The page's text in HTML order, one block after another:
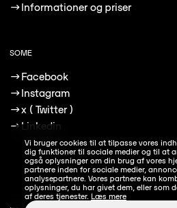
Vi bruger cookies til at tilpasse vores
dig funktioner til sociale medier og til at
også oplysninger om din brug af vores
partnere inden for sociale medier,
analysepartnere. Vores partnere kan
oplysninger, du har givet dem, eller som
af deres tjenester. Læs mere
→Informationer og priser
SOME
→Facebook
→Instagram
→x ( Twitter )
→ Linkedin